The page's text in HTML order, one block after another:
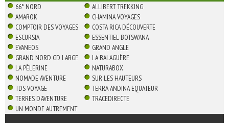
66° NORD
ALLIBERT TREKKING
AMAROK
CHAMINA VOYAGES
COMPTOIR DES VOYAGES
COSTA RICA DÉCOUVERTE
ESCURSIA
ESSENTIEL BOTSWANA
EVANEOS
GRAND ANGLE
GRAND NORD GD LARGE
LA BALAGUÈRE
LA PÈLERINE
NATURABOX
NOMADE AVENTURE
SUR LES HAUTEURS
TDS VOYAGE
TERRA ANDINA EQUATEUR
TERRES D'AVENTURE
TRACEDIRECTE
UN MONDE AUTREMENT